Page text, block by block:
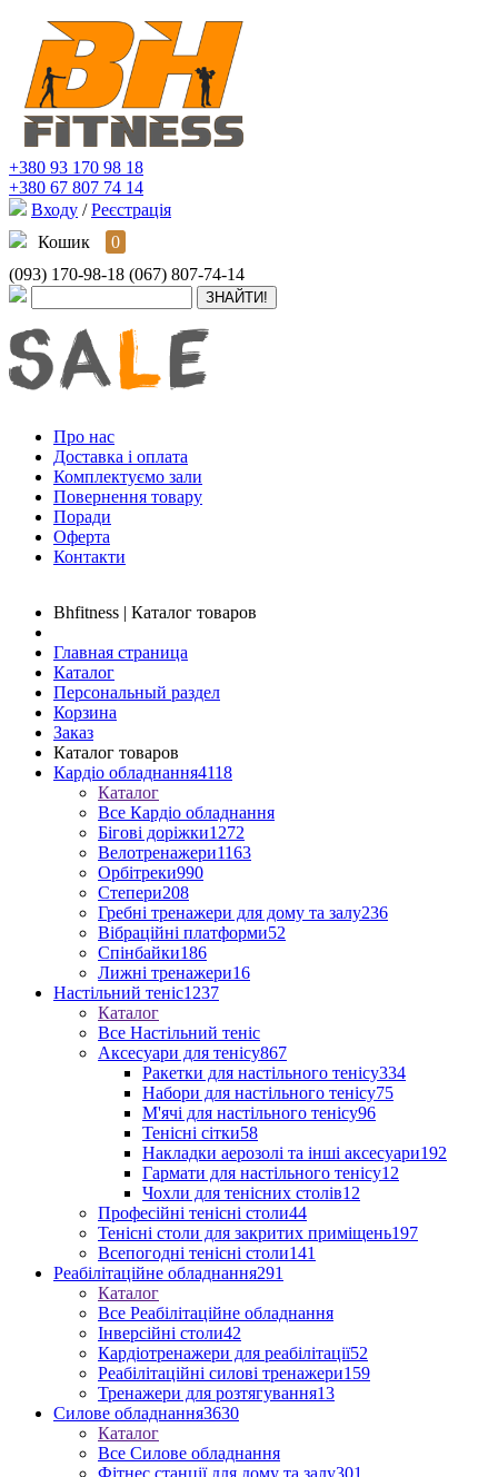
+380 93 170 98 18
+380 67 807 74 14
Входу / Реєстрація
Кошик
0
(093) 170-98-18 (067) 807-74-14
Про нас
Доставка і оплата
Комплектуємо зали
Повернення товару
Поради
Оферта
Контакти
Bhfitness | Каталог товаров
Главная страница
Каталог
Персональный раздел
Корзина
Заказ
Каталог товаров
Кардіо обладнання4118
Каталог
Все Кардіо обладнання
Бігові доріжки1272
Велотренажери1163
Орбітреки990
Степери208
Гребні тренажери для дому та залу236
Вібраційні платформи52
Спінбайки186
Лижні тренажери16
Настільний теніс1237
Каталог
Все Настільний теніс
Аксесуари для тенісу867
Ракетки для настільного тенісу334
Набори для настільного тенісу75
М'ячі для настільного тенісу96
Тенісні сітки58
Накладки аерозолі та інші аксесуари192
Гармати для настільного тенісу12
Чохли для тенісних столів12
Професійні тенісні столи44
Тенісні столи для закритих приміщень197
Всепогодні тенісні столи141
Реабілітаційне обладнання291
Каталог
Все Реабілітаційне обладнання
Інверсійні столи42
Кардіотренажери для реабілітації52
Реабілітаційні силові тренажери159
Тренажери для розтягування13
Силове обладнання3630
Каталог
Все Силове обладнання
Фітнес станції для дому та залу301